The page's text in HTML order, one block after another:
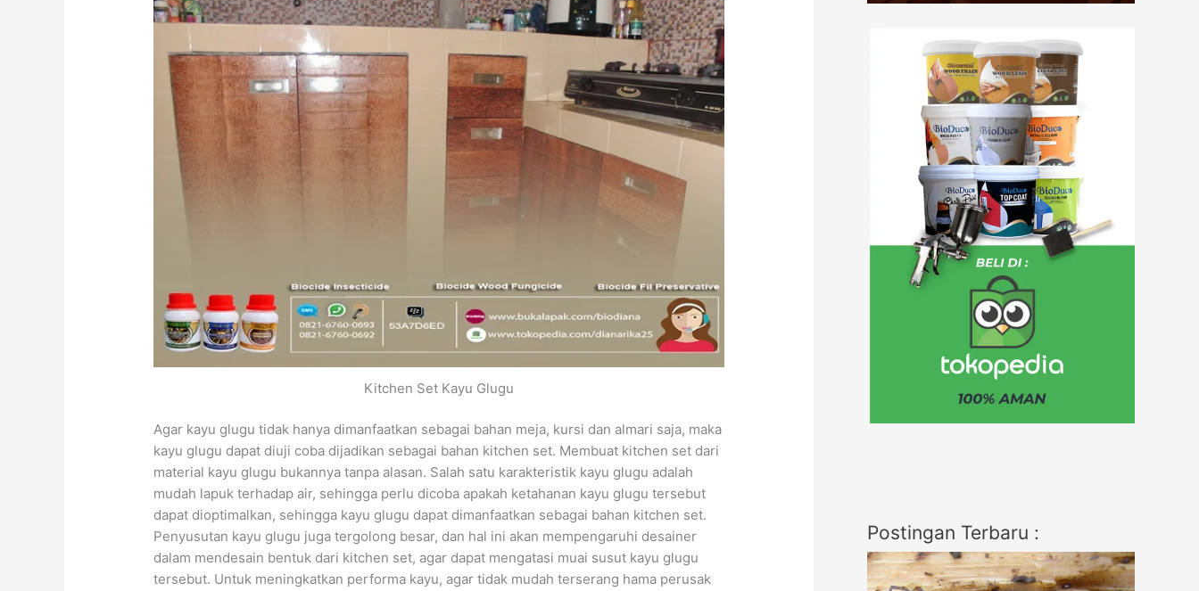
Kitchen Set Kayu Glugu
Agar kayu glugu tidak hanya dimanfaatkan sebagai bahan meja, kursi dan almari saja, maka
kayu glugu dapat diuji coba dijadikan sebagai bahan kitchen set. Membuat kitchen set dari
material kayu glugu bukannya tanpa alasan. Salah satu karakteristik kayu glugu adalah
mudah lapuk terhadap air, sehingga perlu dicoba apakah ketahanan kayu glugu tersebut
dapat dioptimalkan, sehingga kayu glugu dapat dimanfaatkan sebagai bahan kitchen set.
Penyusutan kayu glugu juga tergolong besar, dan hal ini akan mempengaruhi desainer
dalam mendesain bentuk dari kitchen set, agar dapat mengatasi muai susut kayu glugu
tersebut. Untuk meningkatkan performa kayu, agar tidak mudah terserang hama perusak
Postingan Terbaru :